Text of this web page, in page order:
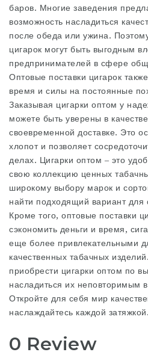
баров. Многие заведения
возможность насладиться
после обеда или ужина.
цигарок могут быть выгодным
предпринимателей в сфере
Оптовые поставки цигарок
время и силы на постоянные
Заказывая цигарки оптом у
можете быть уверены в
своевременной доставке. Это
хлопот и позволяет
делах. Цигарки оптом – это
свою коллекцию ценных
широкому выбору марок и
найти подходящий вариант для
Кроме того, оптовые поставки
сэкономить деньги и время,
еще более привлекательными
качественных табачных
приобрести цигарки оптом по
насладиться их неповторимым
Откройте для себя мир
наслаждайтесь каждой затяжкой.
0 Review